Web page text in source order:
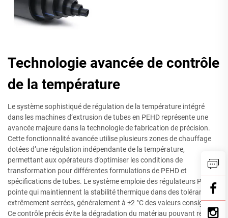
Technologie avancée de contrôle
de la température
Le système sophistiqué de régulation de la température intégré
dans les machines d’extrusion de tubes en PEHD représente une
avancée majeure dans la technologie de fabrication de précision.
Cette fonctionnalité avancée utilise plusieurs zones de chauffage
dotées d’une régulation indépendante de la température,
permettant aux opérateurs d’optimiser les conditions de
transformation pour différentes formulations de PEHD et
spécifications de tubes. Le système emploie des régulateurs PID de
pointe qui maintiennent la stabilité thermique dans des tolérances
extrêmement serrées, généralement à ±2 °C des valeurs consignées.
Ce contrôle précis évite la dégradation du matériau pouvant résulter